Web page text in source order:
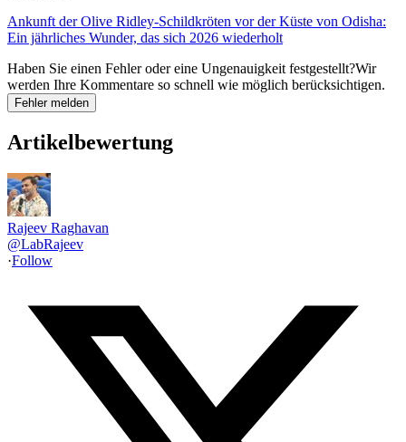
Ankunft der Olive Ridley-Schildkröten vor der Küste von Odisha:
Ein jährliches Wunder, das sich 2026 wiederholt
Haben Sie einen Fehler oder eine Ungenauigkeit festgestellt?Wir
werden Ihre Kommentare so schnell wie möglich berücksichtigen.
Fehler melden
Artikelbewertung
Rajeev Raghavan
@LabRajeev
·Follow